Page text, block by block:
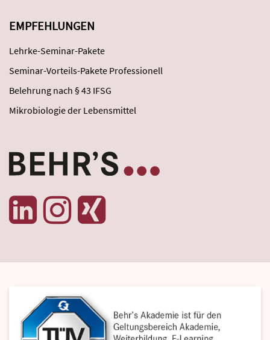
EMPFEHLUNGEN
Lehrke-Seminar-Pakete
Seminar-Vorteils-Pakete Professionell
Belehrung nach § 43 IFSG
Mikrobiologie der Lebensmittel